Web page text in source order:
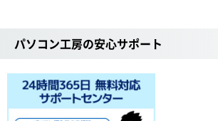
パソコン工房の安心サポート